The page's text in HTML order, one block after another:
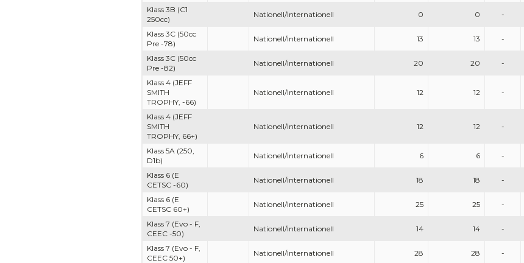
Klass 3B (C1
250cc)
Nationell/Internationell 0 0 -
Klass 3C (50cc
Pre -78)
Nationell/Internationell 13 13 -
Klass 3C (50cc
Pre -82)
Nationell/Internationell 20 20 -
Klass 4 (JEFF
SMITH
TROPHY, -66)
Nationell/Internationell 12 12 -
Klass 4 (JEFF
SMITH
TROPHY, 66+)
Nationell/Internationell 12 12 -
Klass 5A (250,
D1b)
Nationell/Internationell 6 6 -
Klass 6 (E
CETSC -60)
Nationell/Internationell 18 18 -
Klass 6 (E
CETSC 60+)
Nationell/Internationell 25 25 -
Klass 7 (Evo - F,
CEEC -50)
Nationell/Internationell 14 14 -
Klass 7 (Evo - F,
CEEC 50+)
Nationell/Internationell 28 28 -